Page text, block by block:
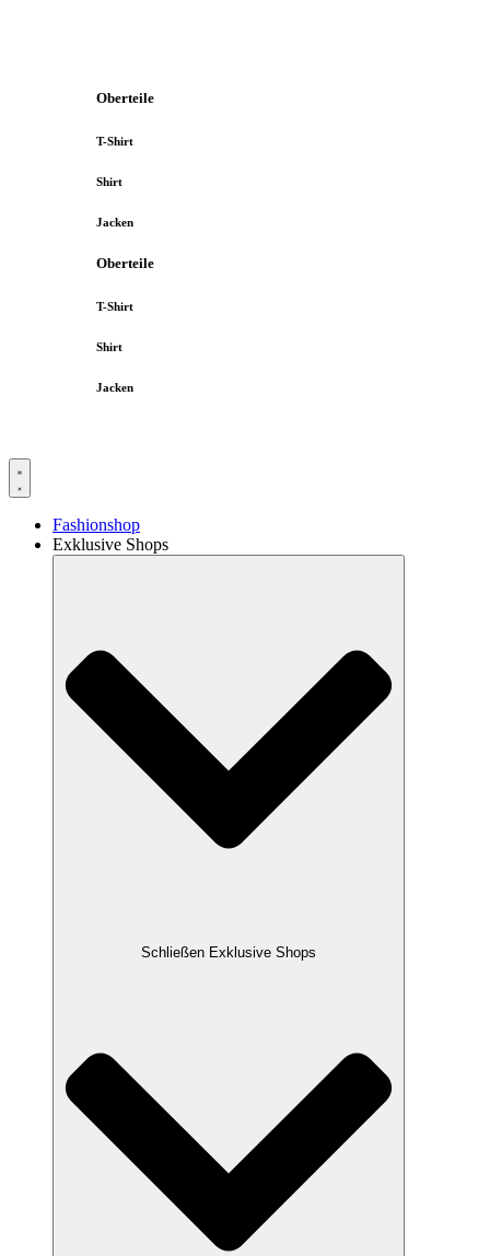
Oberteile
T-Shirt
Shirt
Jacken
Oberteile
T-Shirt
Shirt
Jacken
Fashionshop
Exklusive Shops
Schließen Exklusive Shops